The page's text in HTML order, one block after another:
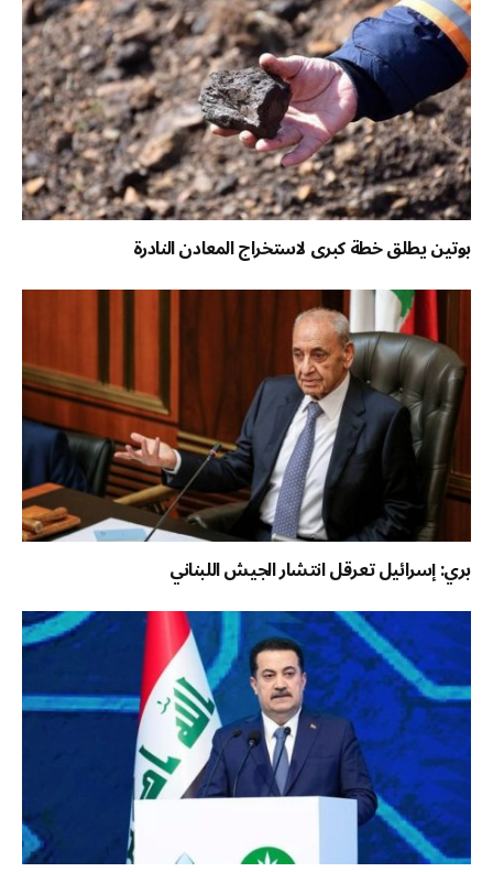
بوتين يطلق خطة كبرى لاستخراج المعادن النادرة
بري: إسرائيل تعرقل انتشار الجيش اللبناني